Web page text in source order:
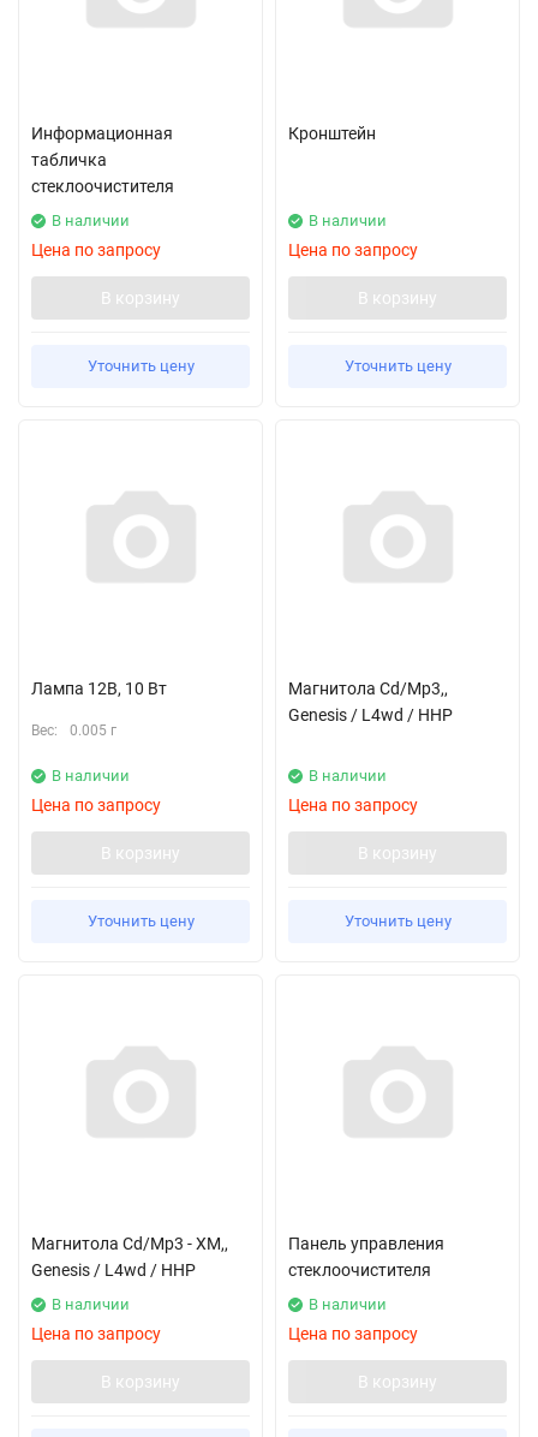
Информационная
табличка
стеклоочистителя
В наличии
Цена по запросу
В корзину
Уточнить цену
Кронштейн
В наличии
Цена по запросу
В корзину
Уточнить цену
Лампа 12В, 10 Вт
Вес: 0.005 г
В наличии
Цена по запросу
В корзину
Уточнить цену
Магнитола Cd/Mp3,,
Genesis / L4wd / HHP
В наличии
Цена по запросу
В корзину
Уточнить цену
Магнитола Сd/Mp3 - XM,,
Genesis / L4wd / HHP
В наличии
Цена по запросу
В корзину
Панель управления
стеклоочистителя
В наличии
Цена по запросу
В корзину